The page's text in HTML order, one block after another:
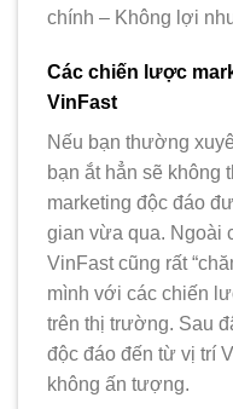
chính – Không lợi
Các chiến lược
VinFast
Nếu bạn thường
bạn ắt hẳn sẽ
marketing độc đáo
gian vừa qua. Ngoài
VinFast cũng rất
mình với các chiến
trên thị trường. Sau
độc đáo đến từ vị trí
không ấn tượng.